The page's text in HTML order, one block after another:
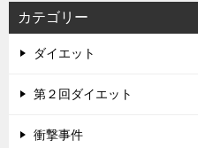
カテゴリー
ダイエット
第２回ダイエット
衝撃事件